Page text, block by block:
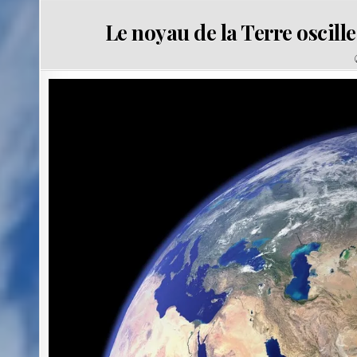
Le noyau de la Terre